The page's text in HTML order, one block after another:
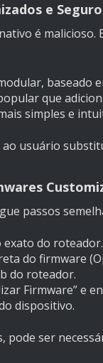
e
é malicioso.
baseado
que
simples e
usuário
passos
do roteador.
do firmware
do roteador.
Firmware” e
dispositivo.
pode ser